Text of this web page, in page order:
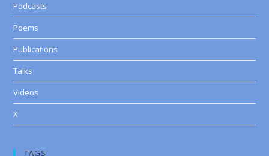
Podcasts
Poems
Publications
Talks
Videos
X
TAGS